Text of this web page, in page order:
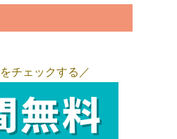
チェックする／